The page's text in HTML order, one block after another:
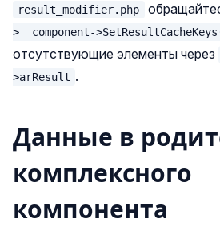
result_modifier.php
>__component-
отсутствующие элементы через
>arResult .
Данные в
комплексного
компонента